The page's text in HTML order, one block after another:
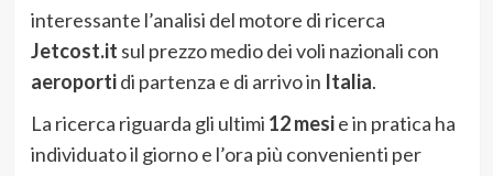
interessante l’analisi del motore di ricerca
Jetcost.it sul prezzo medio dei voli nazionali con
aeroportidi partenza e di arrivo in Italia.
La ricerca riguarda gli ultimi 12 mesie in pratica ha
individuato il giorno e l’ora più convenienti per